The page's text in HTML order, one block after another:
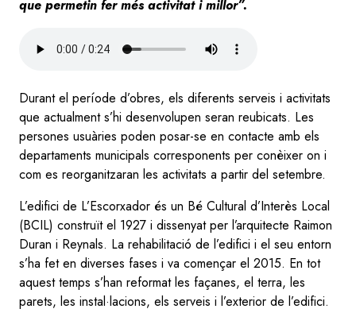
que permetin fer més activitat i millor”.
Durant el període d’obres, els diferents serveis i activitats
que actualment s’hi desenvolupen seran reubicats. Les
persones usuàries poden posar-se en contacte amb els
departaments municipals corresponents per conèixer on i
com es reorganitzaran les activitats a partir del setembre.
L’edifici de L’Escorxador és un Bé Cultural d’Interès Local
(BCIL) construït el 1927 i dissenyat per l’arquitecte Raimon
Duran i Reynals. La rehabilitació de l’edifici i el seu entorn
s’ha fet en diverses fases i va començar el 2015. En tot
aquest temps s’han reformat les façanes, el terra, les
parets, les instal·lacions, els serveis i l’exterior de l’edifici.